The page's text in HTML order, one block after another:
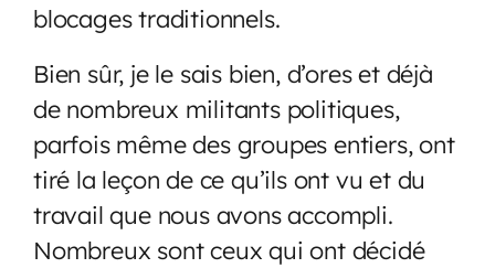
blocages traditionnels.
Bien sûr, je le sais bien, d’ores et déjà
de nombreux militants politiques,
parfois même des groupes entiers, ont
tiré la leçon de ce qu’ils ont vu et du
travail que nous avons accompli.
Nombreux sont ceux qui ont décidé